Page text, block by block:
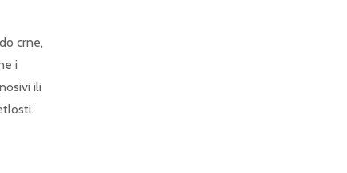
crne,
i
ili